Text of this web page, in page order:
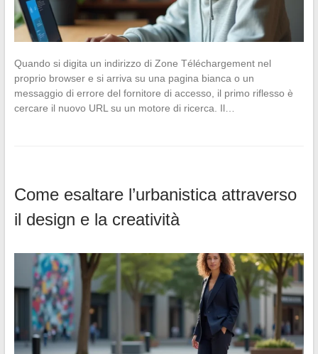
Quando si digita un indirizzo di Zone Téléchargement nel
proprio browser e si arriva su una pagina bianca o un
messaggio di errore del fornitore di accesso, il primo riflesso è
cercare il nuovo URL su un motore di ricerca. Il…
Come esaltare l’urbanistica attraverso
il design e la creatività